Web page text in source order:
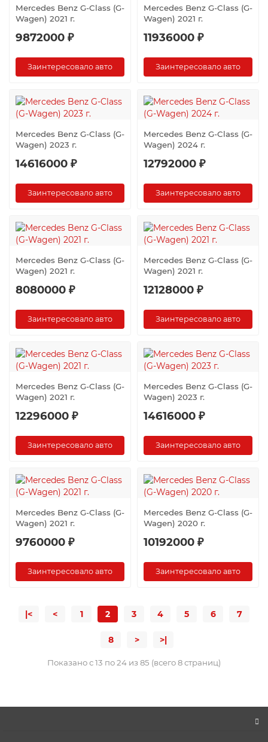
Mercedes Benz G-Class (G-
Wagen) 2021 г.
9872000 ₽
Заинтересовало авто
Mercedes Benz G-Class (G-
Wagen) 2021 г.
11936000 ₽
Заинтересовало авто
Mercedes Benz G-Class (G-
Wagen) 2023 г.
14616000 ₽
Заинтересовало авто
Mercedes Benz G-Class (G-
Wagen) 2024 г.
12792000 ₽
Заинтересовало авто
Mercedes Benz G-Class (G-
Wagen) 2021 г.
8080000 ₽
Заинтересовало авто
Mercedes Benz G-Class (G-
Wagen) 2021 г.
12128000 ₽
Заинтересовало авто
Mercedes Benz G-Class (G-
Wagen) 2021 г.
12296000 ₽
Заинтересовало авто
Mercedes Benz G-Class (G-
Wagen) 2023 г.
14616000 ₽
Заинтересовало авто
Mercedes Benz G-Class (G-
Wagen) 2021 г.
9760000 ₽
Заинтересовало авто
Mercedes Benz G-Class (G-
Wagen) 2020 г.
10192000 ₽
Заинтересовало авто
|< < 1 2 3 4 5 6 7
8 > >|
Показано с 13 по 24 из 85 (всего 8 страниц)